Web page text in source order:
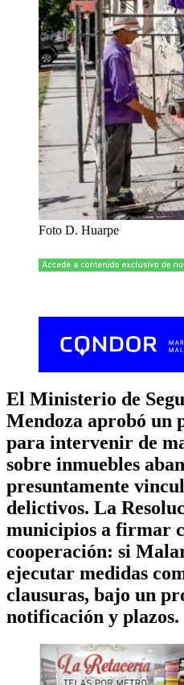
Foto D. Huarpe
El Ministerio de
Mendoza aprobó un
para intervenir de
sobre inmuebles
presuntamente
delictivos. La
municipios a firmar
cooperación: si
ejecutar medidas
clausuras, bajo un
notificación y plazos.